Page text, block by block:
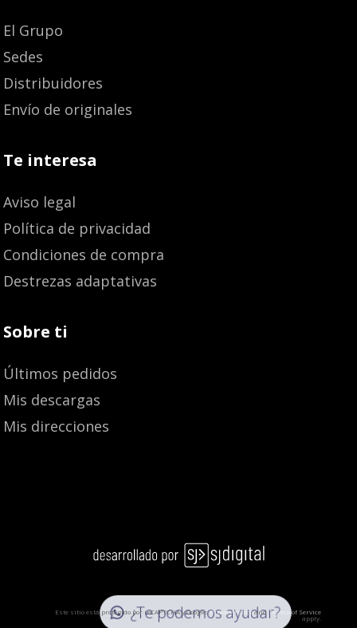
El Grupo
Sedes
Distribuidores
Envío de originales
Te interesa
Aviso legal
Política de privacidad
Condiciones de compra
Destrezas adaptativas
Sobre ti
Últimos pedidos
Mis descargas
Mis direcciones
¿Te podemos ayudar?
Este sitio está protegido por reCAPTCHA y Google:Privacy Policyand Terms of Service
apply.